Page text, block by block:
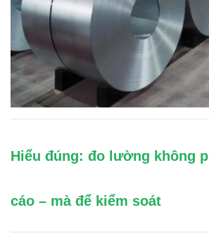
Hiểu đúng: đo lường không
cáo – mà để kiểm soát